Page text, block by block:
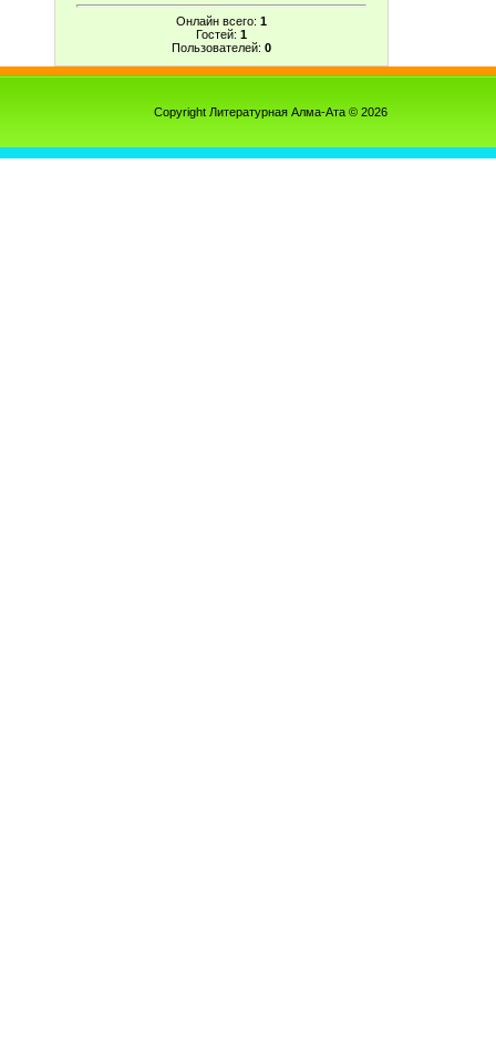
Онлайн всего: 1
Гостей: 1
Пользователей: 0
Copyright Литературная Алма-Ата © 2026